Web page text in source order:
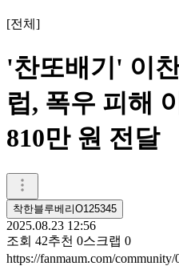
[전체 ]
'찬또배기' 이
럽, 폭우 피해
810만 원 전달
착한블루베리O125345
2025.08.23 12:56
조회 42추천 0스크랩 0
https://fanmaum.com/community/